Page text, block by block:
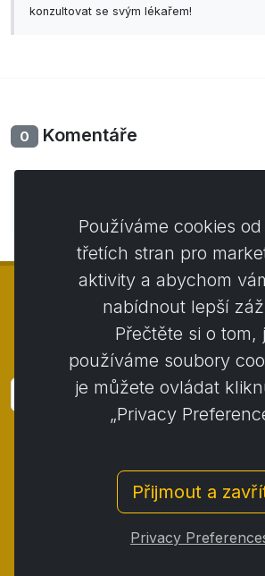
konzultovat se svým lékařem!
0 Komentáře
© Copyright 2014 - 2026
Kontakt / Obchodní
Ochrana osobních údajů
/
Reklamační protokol /
Cookies
Používáme cookies
třetích stran pro
aktivity a abychom
nabídnout lepší
Přečtěte si o tom,
používáme soubory
je můžete ovládat
„Privacy
Přijmout a
Privacy